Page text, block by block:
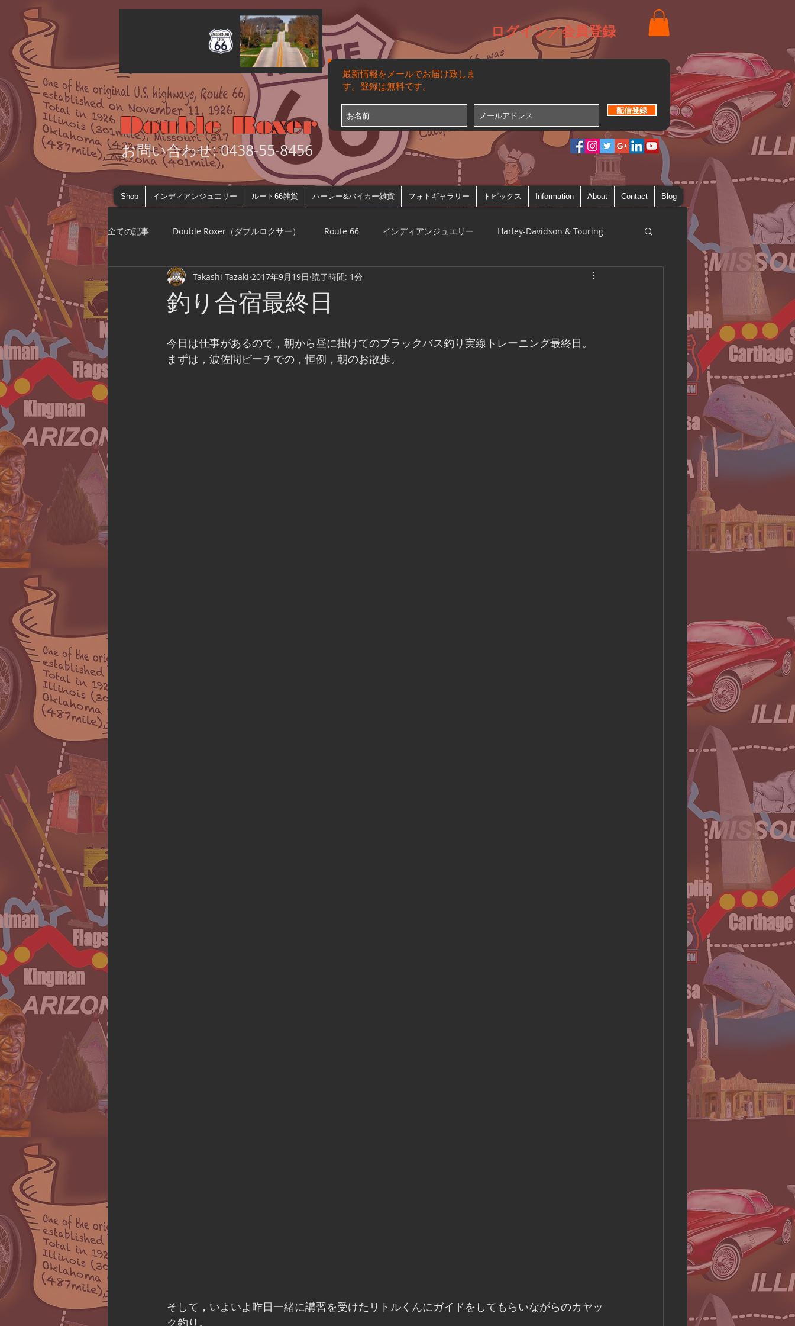
お問い合わせ: 0438-55-8456
Double Roxer
ログイン／会員登録
最新情報をメールでお届け致しま
す。登録は無料です。
配信登録
Shop インディアンジュエリー ルート66雑貨 ハーレー&バイカー雑貨 フォトギャラリー トピックス Information About Contact Blog
全ての記事 Double Roxer（ダブルロクサー） Route 66 インディアンジュエリー Harley-Davidson & Touring
Route 66 Association of Japan Cook & Meal Daily Life America Camping
釣り合宿最終日
Takashi Tazaki 2017年9月19日 読了時間: 1分
今日は仕事があるので，朝から昼に掛けてのブラックバス釣り実線トレーニング最終日。
まずは，波佐間ビーチでの，恒例，朝のお散歩。
そして，いよいよ昨日一緒に講習を受けたリトルくんにガイドをしてもらいながらのカヤッ
ク釣り。